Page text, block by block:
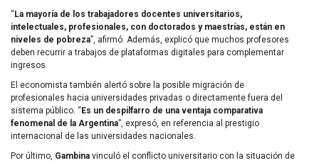
“La mayoría de los trabajadores docentes universitarios,
intelectuales, profesionales, con doctorados y maestrías, están en
niveles de pobreza”, afirmó. Además, explicó que muchos profesores
deben recurrir a trabajos de plataformas digitales para complementar
ingresos.
El economista también alertó sobre la posible migración de
profesionales hacia universidades privadas o directamente fuera del
sistema público. “Es un despilfarro de una ventaja comparativa
fenomenal de la Argentina”, expresó, en referencia al prestigio
internacional de las universidades nacionales.
Por último, Gambina vinculó el conflicto universitario con la situación de